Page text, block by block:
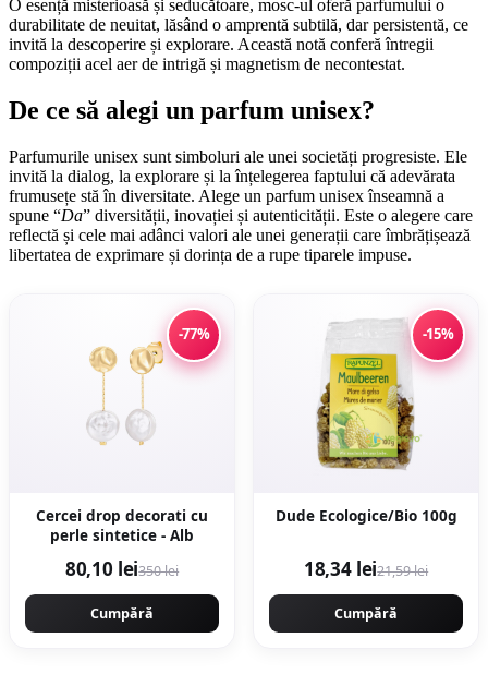
O esență misterioasă și seducătoare, mosc-ul oferă parfumului o
durabilitate de neuitat, lăsând o amprentă subtilă, dar persistentă, ce
invită la descoperire și explorare. Această notă conferă întregii
compoziții acel aer de intrigă și magnetism de necontestat.
De ce să alegi un parfum unisex?
Parfumurile unisex sunt simboluri ale unei societăți progresiste. Ele
invită la dialog, la explorare și la înțelegerea faptului că adevărata
frumusețe stă în diversitate. Alege un parfum unisex înseamnă a
spune “Da” diversității, inovației și autenticității. Este o alegere care
reflectă și cele mai adânci valori ale unei generații care îmbrățișează
libertatea de exprimare și dorința de a rupe tiparele impuse.
-77%
Cercei drop decorati cu
perle sintetice - Alb
80,10 lei350 lei
Cumpără
-15%
Dude Ecologice/Bio 100g
18,34 lei21,59 lei
Cumpără